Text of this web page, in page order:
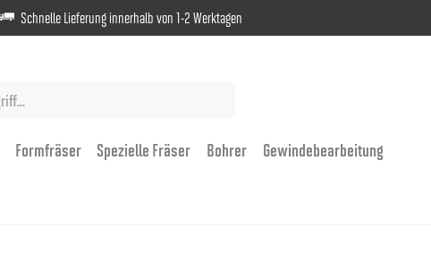
Schnelle Lieferung innerhalb von 1-2 Werktagen
Formfräser Spezielle Fräser Bohrer Gewindebearbeitung